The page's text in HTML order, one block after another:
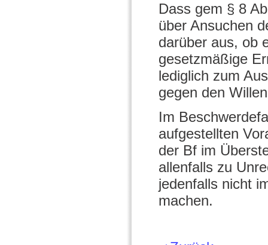
Dass gem § 8
über Ansuchen
darüber aus, ob
gesetzmäßige
lediglich zum
gegen den
Im
aufgestellten
der Bf im
allenfalls zu
jedenfalls nicht
machen.